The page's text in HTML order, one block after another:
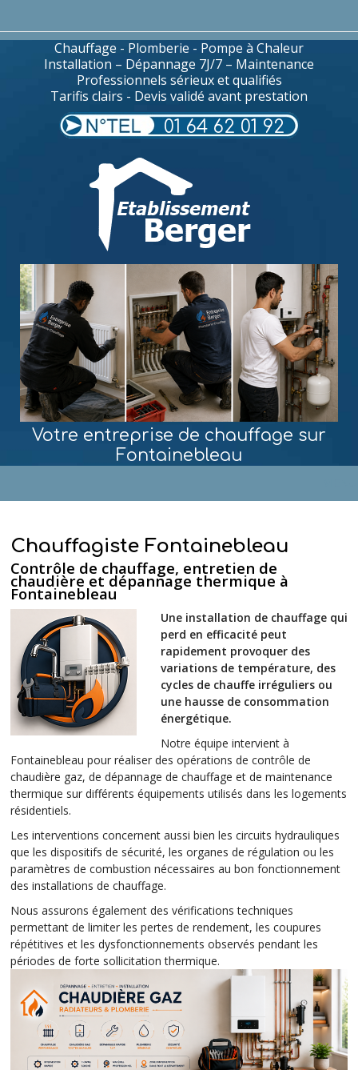
Chauffage - Plomberie - Pompe à Chaleur
Installation – Dépannage 7J/7 – Maintenance
Professionnels sérieux et qualifiés
Tarifis clairs - Devis validé avant prestation
01 64 62 01 92
Votre entreprise de chauffage sur
Fontainebleau
Chauffagiste Fontainebleau
Contrôle de chauffage, entretien de
chaudière et dépannage thermique à
Fontainebleau
Une installation de chauffage qui
perd en efficacité peut
rapidement provoquer des
variations de température, des
cycles de chauffe irréguliers ou
une hausse de consommation
énergétique.
Notre équipe intervient à
Fontainebleau pour réaliser des opérations de contrôle de
chaudière gaz, de dépannage de chauffage et de maintenance
thermique sur différents équipements utilisés dans les logements
résidentiels.
Les interventions concernent aussi bien les circuits hydrauliques
que les dispositifs de sécurité, les organes de régulation ou les
paramètres de combustion nécessaires au bon fonctionnement
des installations de chauffage.
Nous assurons également des vérifications techniques
permettant de limiter les pertes de rendement, les coupures
répétitives et les dysfonctionnements observés pendant les
périodes de forte sollicitation thermique.